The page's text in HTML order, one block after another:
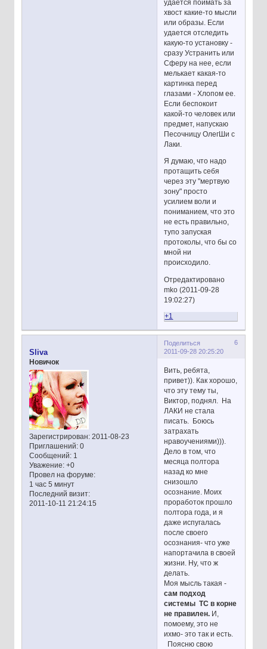
удается поймать за
хвост какие-то мысли
или образы. Если
удается отследить
какую-то установку -
сразу Устранить или
Сферу на нее, если
мелькает какая-то
картинка перед
глазами - Хлопом ее.
Если беспокоит
какой-то человек или
предмет, напускаю
Песочницу ОлегШи с
Лаки.
Я думаю, что надо
протащить себя
через эту "мертвую
зону" просто
усилием воли и
пониманием, что это
не есть правильно,
тупо запуская
протоколы, что бы со
мной ни
происходило.
Отредактировано
mko (2011-09-28
19:02:27)
+1
Поделиться
6
2011-09-28 20:25:20
Sliva
Новичок
Зарегистрирован: 2011-08-23
Приглашений:0
Сообщений:1
Уважение: +0
Провел на форуме:
1 час 5 минут
Последний визит:
2011-10-11 21:24:15
Вить, ребята,
привет)). Как хорошо,
что эту тему ты,
Виктор, поднял. На
ЛАКИ не стала
писать. Боюсь
затрахать
нравоучениями))).
Дело в том, что
месяца полтора
назад ко мне
снизошло
осознание. Моих
проработок прошло
полтора года, и я
даже испугалась
после своего
осознания- что уже
напортачила в своей
жизни. Ну, что ж
делать.
Моя мысль такая -
сам подход
системы ТС в корне
не правилен. И,
помоему, это не
ихмо- это так и есть.
Поясню свою